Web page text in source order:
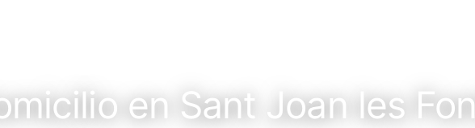
en Sant Joan les